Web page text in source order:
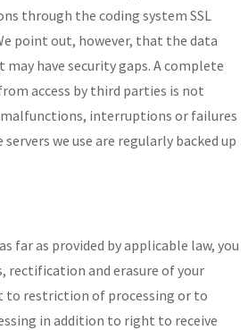
through the coding system SSL
point out, however, that the data
have security gaps. A complete
access by third parties is not
interruptions or failures
we use are regularly backed up
far as provided by applicable law, you
rectification and erasure of your
to restriction of processing or to
in addition to right to receive